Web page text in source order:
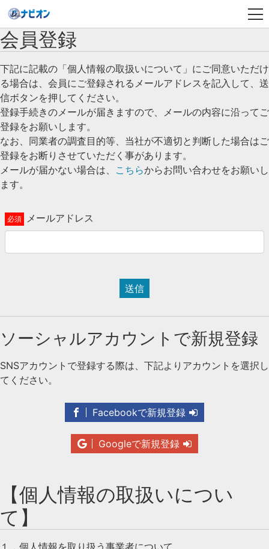
会員登録
下記に記載の「個人情報の取扱いについて」にご同意いただけ
る場合は、会員にご登録されるメールアドレスを記入して、送
信ボタンを押してください。
登録手続きのメールが届きますので、メールの内容に沿ってご
登録をお願いします。
なお、同業者の調査目的等、当社が不適切と判断した場合はご
登録をお断りさせていただく事があります。
メールが届かない場合は、 こちらからお問い合わせをお願いし
ます。
メールアドレス
送信
ソーシャルアカウントで新規登録
SNSアカウントで登録する際は、下記よりアカウントを選択し
てください。
Facebookで新規登録
Googleで新規登録
【個人情報の取扱いについ
て】